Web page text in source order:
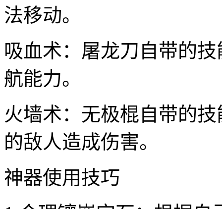
法移动。
吸血术：屠龙刀自带的
航能力。
火墙术：无极棍自带的
的敌人造成伤害。
神器使用技巧